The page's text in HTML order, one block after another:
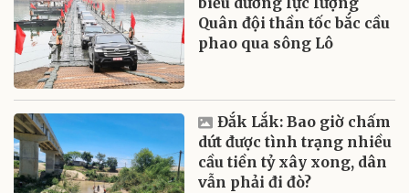
Quân đội thần tốc bắc cầu
phao qua sông Lô
Đắk Lắk: Bao giờ chấm
dứt được tình trạng nhiều
cầu tiền tỷ xây xong, dân
vẫn phải đi đò?